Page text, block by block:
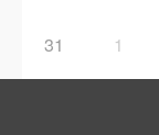
31 1